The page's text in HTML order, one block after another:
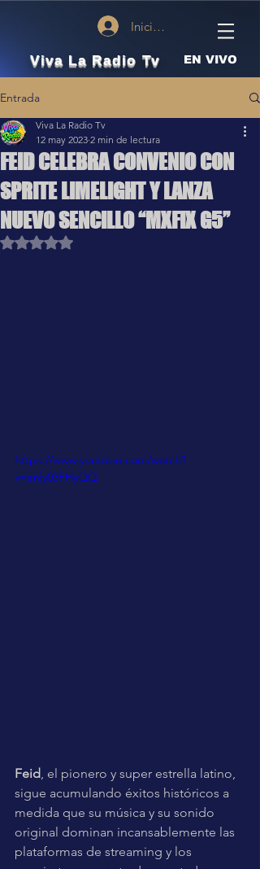
Iniciar sesión
Viva La Radio Tv EN VIVO
Entrada
FEID CELEBRA CONVENIO CON
SPRITE LIMELIGHT Y LANZA
NUEVO SENCILLO “MXFIX G5”
Viva La Radio Tv
12 may 2023 2 min de lectura
Obtuvo NaN de 5 estrellas.
https://www.youtube.com/watch?
v=enly03FHyQQ
Feid , el pionero y super estrella latino,
sigue acumulando éxitos históricos a
medida que su música y su sonido
original dominan incansablemente las
plataformas de streaming y los